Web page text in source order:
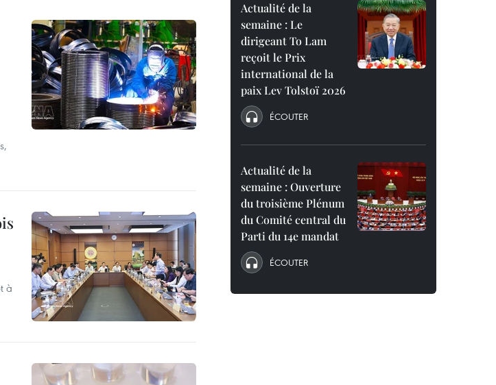
à
Actualité de la
semaine : Le
dirigeant To Lam
reçoit le Prix
international de la
paix Lev Tolstoï 2026
ÉCOUTER
Actualité de la
semaine : Ouverture
du troisième Plénum
du Comité central du
Parti du 14e mandat
ÉCOUTER